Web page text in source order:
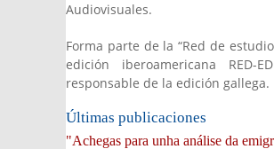
Audiovisuales.
Forma parte de la “Red de
edición iberoamericana RED-
responsable de la edición gallega.
Últimas publicaciones
"Achegas para unha análise da